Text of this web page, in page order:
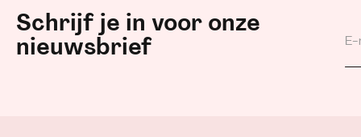
Schrijf je in voor onze
nieuwsbrief